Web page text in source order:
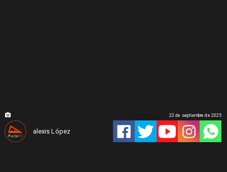
alexis López
22 de septiembre de 2025